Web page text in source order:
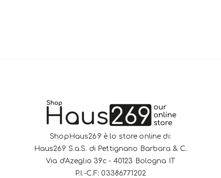
ShopHaus269 è lo store online di:
Haus269 S.a.S. di Pettignano Barbara & C.
Via d'Azeglio 39c - 40123 Bologna IT
P.I.-C.F: 03386771202